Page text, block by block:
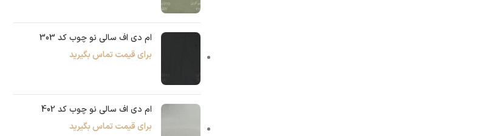
ام دی اف سالی نو چوب کد 303
برای قیمت تماس بگیرید
ام دی اف سالی نو چوب کد 402
برای قیمت تماس بگیرید